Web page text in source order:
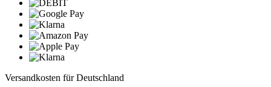
Versandkosten für Deutschland